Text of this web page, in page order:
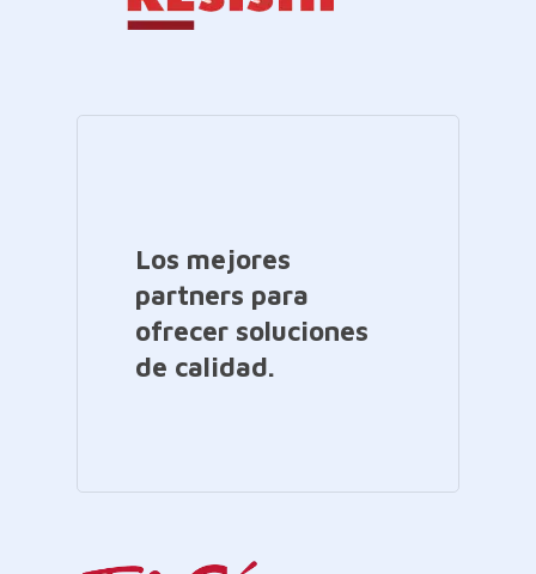
Los mejores
partners para
ofrecer soluciones
de calidad.